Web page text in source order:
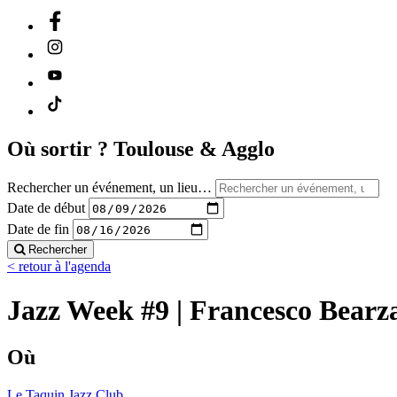
Où sortir ? Toulouse & Agglo
Rechercher un événement, un lieu…
Date de début
Date de fin
Rechercher
< retour à l'agenda
Jazz Week #9 | Francesco
Où